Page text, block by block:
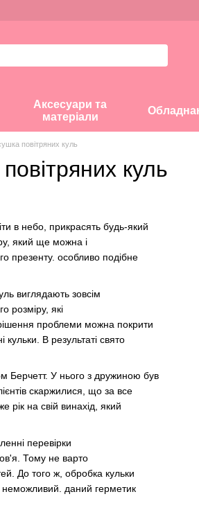
Аксесуари та
матеріали
повітряних куль
куль
в небо, прикрасять будь-який
який ще можна і
презенту. особливо подібне
виглядають зовсім
розміру, які
проблеми можна покрити
В результаті свято
Берчетт. У нього з дружиною був
скаржилися, що за все
рік на свій винахід, який
перевірки
Тому не варто
До того ж, обробка кульки
неможливий. даний герметик